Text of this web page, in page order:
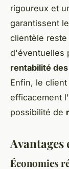
rigoureux et
garantissent
clientèle
d'éventuelles
rentabilité
Enfin, le
efficacement
possibilité de
Avantages
Économies